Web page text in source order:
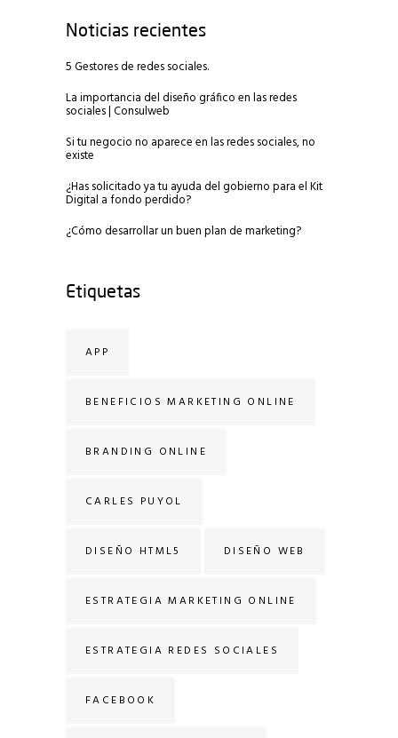
Noticias recientes
5 Gestores de redes sociales.
La importancia del diseño gráfico en las redes
sociales | Consulweb
Si tu negocio no aparece en las redes sociales, no
existe
¿Has solicitado ya tu ayuda del gobierno para el Kit
Digital a fondo perdido?
¿Cómo desarrollar un buen plan de marketing?
Etiquetas
APP
BENEFICIOS MARKETING ONLINE
BRANDING ONLINE
CARLES PUYOL
DISEÑO HTML5 DISEÑO WEB
ESTRATEGIA MARKETING ONLINE
ESTRATEGIA REDES SOCIALES
FACEBOOK